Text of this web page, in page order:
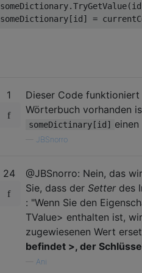
someDictionary[id] =
1
Dieser Code funktioniert
Wörterbuch vorhanden
someDictinary[id]
JBSnorro
24
@JBSnorro: Nein, das
Sie, dass der Setter des
: "Wenn Sie den
TValue> enthalten ist,
zugewiesenen Wert
befindet >, der
Ani